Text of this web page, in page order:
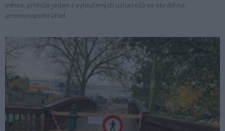
města, protože jeden z vyloučených uchazečů se obrátil na
antimonopolní úřad.